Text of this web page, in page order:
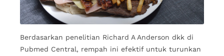
Berdasarkan penelitian Richard A Anderson dkk di
Pubmed Central, rempah ini efektif untuk turunkan